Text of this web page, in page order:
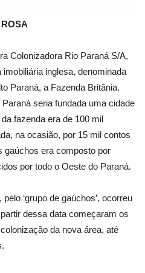
Colonizadora Rio Paraná S/A,
inglesa, denominada
Paraná, a Fazenda Britânia.
seria fundada uma cidade
fazenda era de 100 mil
na ocasião, por 15 mil contos
gaúchos era composto por
por todo o Oeste do Paraná.
‘grupo de gaúchos’, ocorreu
dessa data começaram os
da nova área, até